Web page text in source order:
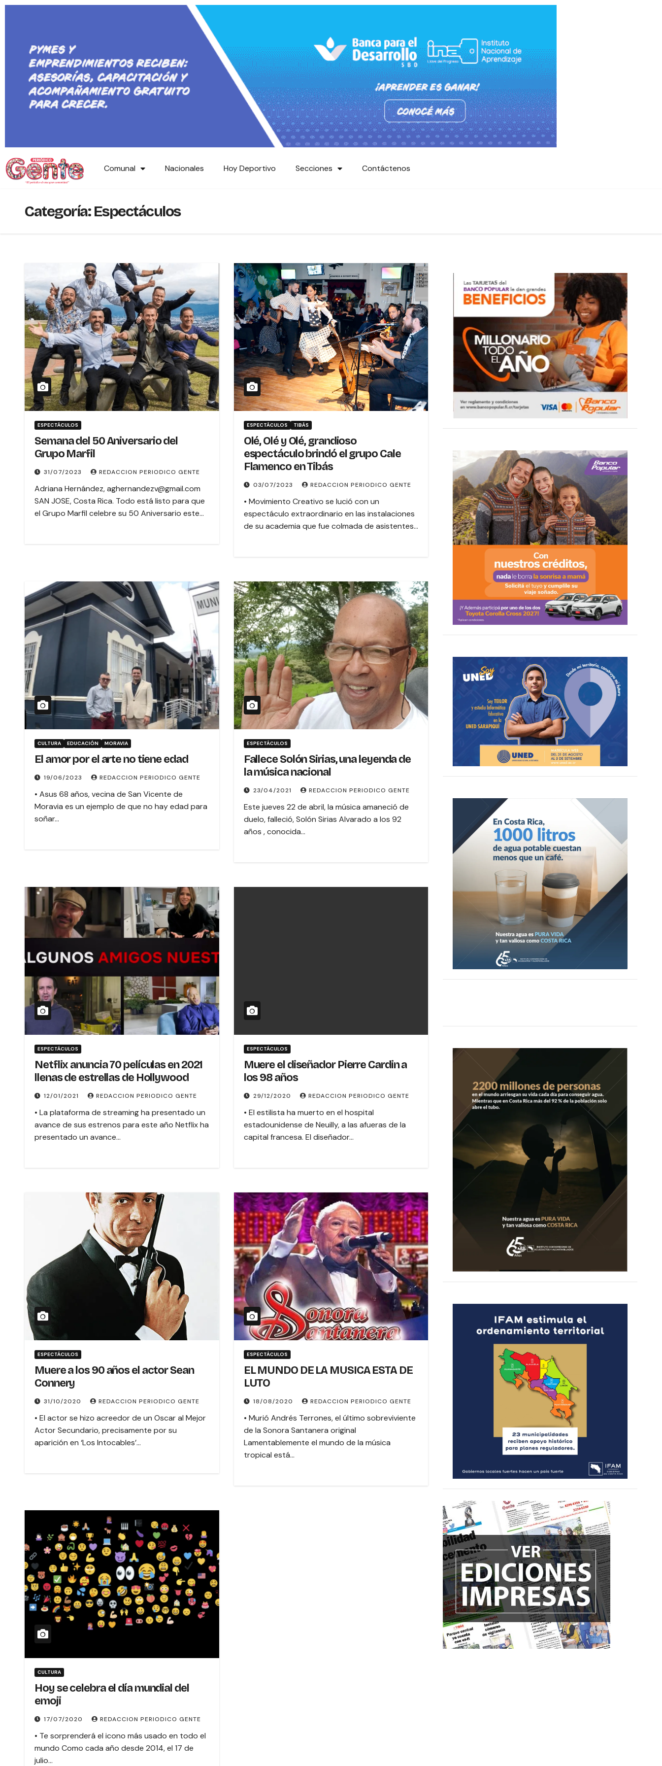
Comunal Nacionales Hoy Deportivo Secciones Contáctenos
Categoría:Espectáculos
ESPECTÁCULOS
Semana del 50 Aniversario del
Grupo Marfil
31/07/2023 REDACCION PERIODICO GENTE
Adriana Hernández, aghernandezv@gmail.com
SAN JOSE, Costa Rica. Todo está listo para que
el Grupo Marfil celebre su 50 Aniversario este…
ESPECTÁCULOS TIBÁS
Olé, Olé y Olé, grandioso
espectáculo brindó el grupo Cale
Flamenco en Tibás
03/07/2023 REDACCION PERIODICO GENTE
• Movimiento Creativo se lució con un
espectáculo extraordinario en las instalaciones
de su academia que fue colmada de asistentes…
CULTURA EDUCACIÓN MORAVIA
El amor por el arte no tiene edad
19/06/2023 REDACCION PERIODICO GENTE
• Asus 68 años, vecina de San Vicente de
Moravia es un ejemplo de que no hay edad para
soñar…
ESPECTÁCULOS
Fallece Solón Sirias, una leyenda de
la música nacional
23/04/2021 REDACCION PERIODICO GENTE
Este jueves 22 de abril, la música amaneció de
duelo, falleció, Solón Sirias Alvarado a los 92
años , conocida…
ESPECTÁCULOS
Netflix anuncia 70 películas en 2021
llenas de estrellas de Hollywood
12/01/2021 REDACCION PERIODICO GENTE
• La plataforma de streaming ha presentado un
avance de sus estrenos para este año Netflix ha
presentado un avance…
ESPECTÁCULOS
Muere el diseñador Pierre Cardin a
los 98 años
29/12/2020 REDACCION PERIODICO GENTE
• El estilista ha muerto en el hospital
estadounidense de Neuilly, a las afueras de la
capital francesa. El diseñador…
ESPECTÁCULOS
Muere a los 90 años el actor Sean
Connery
31/10/2020 REDACCION PERIODICO GENTE
• El actor se hizo acreedor de un Oscar al Mejor
Actor Secundario, precisamente por su
aparición en ‘Los Intocables’…
ESPECTÁCULOS
EL MUNDO DE LA MUSICA ESTA DE
LUTO
18/08/2020 REDACCION PERIODICO GENTE
• Murió Andrés Terrones, el último sobreviviente
de la Sonora Santanera original
Lamentablemente el mundo de la música
tropical está…
CULTURA
Hoy se celebra el día mundial del
emoji
17/07/2020 REDACCION PERIODICO GENTE
• Te sorprenderá el icono más usado en todo el
mundo Como cada año desde 2014, el 17 de
julio…